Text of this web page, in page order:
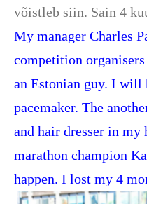
võistleb siin. Sain 4
My manager Charles
competition
an Estonian guy. I will
pacemaker. The
and hair dresser in my
marathon champion
happen. I lost my 4